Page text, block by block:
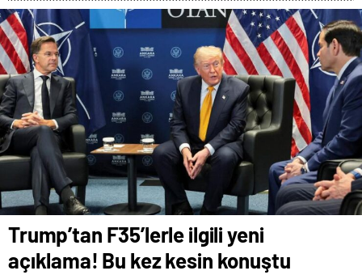
Trump’tan F35’lerle ilgili yeni
açıklama! Bu kez kesin konuştu